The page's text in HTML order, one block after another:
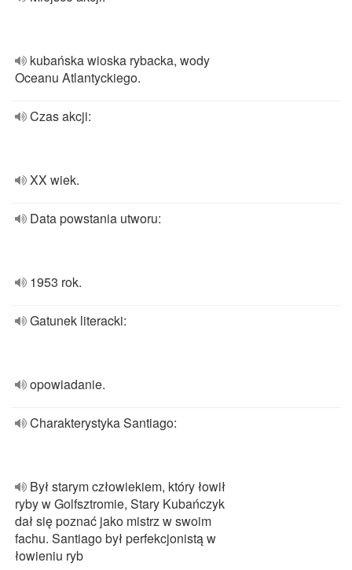
kubańska wioska rybacka, wody
Oceanu Atlantyckiego.
Czas akcji:
XX wiek.
Data powstania utworu:
1953 rok.
Gatunek literacki:
opowiadanie.
Charakterystyka Santiago:
Był starym człowiekiem, który łowił
ryby w Golfsztromie, Stary Kubańczyk
dał się poznać jako mistrz w swoim
fachu. Santiago był perfekcjonistą w
łowieniu ryb